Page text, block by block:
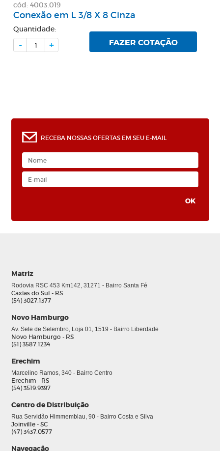
cód: 4003.019
Conexão em L 3/8 X 8 Cinza
Quantidade:
- + FAZER COTAÇÃO
RECEBA NOSSAS OFERTAS EM SEU E-MAIL
Matriz
Rodovia RSC 453 Km142, 31271 - Bairro Santa Fé
Caxias do Sul - RS
(54) 3027.1377
Novo Hamburgo
Av. Sete de Setembro, Loja 01, 1519 - Bairro Liberdade
Novo Hamburgo - RS
(51) 3587.1234
Erechim
Marcelino Ramos, 340 - Bairro Centro
Erechim - RS
(54) 3519.9397
Centro de Distribuição
Rua Servidão Himmemblau, 90 - Bairro Costa e Silva
Joinville - SC
(47) 3437.0577
Navegação